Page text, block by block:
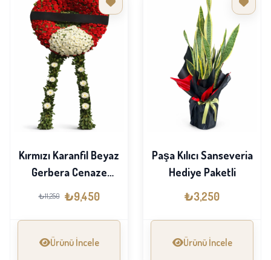
Kırmızı Karanfil Beyaz
Gerbera Cenaze
Çelengi
₺11,250 ₺9,450
Ürünü İncele
Paşa Kılıcı Sanseveria
Hediye Paketli
₺3,250
Ürünü İncele